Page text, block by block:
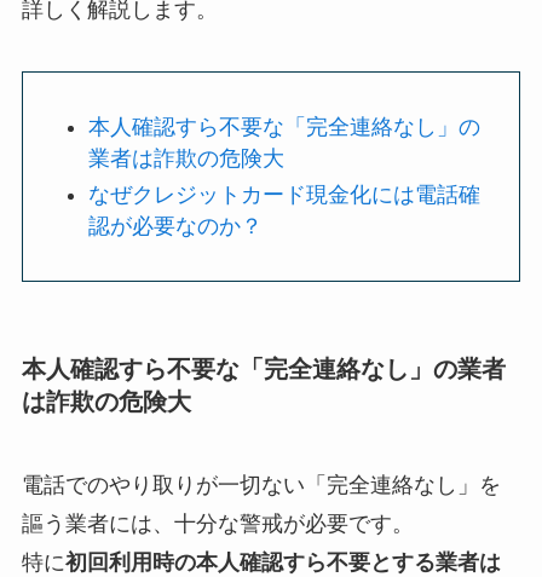
詳しく解説します。
本人確認すら不要な「完全連絡なし」の
業者は詐欺の危険大
なぜクレジットカード現金化には電話確
認が必要なのか？
本人確認すら不要な「完全連絡なし」の業者
は詐欺の危険大
電話でのやり取りが一切ない「完全連絡なし」を
謳う業者には、十分な警戒が必要です。
特に初回利用時の本人確認すら不要とする業者は